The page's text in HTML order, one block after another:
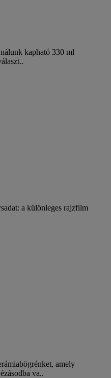
kapható 330 ml
a különleges rajzfilm
amely
va..